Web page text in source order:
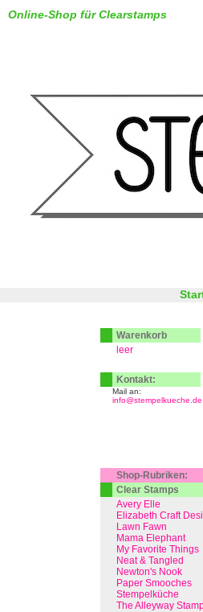
Online-Shop für Clearstamps
Warenkorb
leer
Kontakt:
Mail an:
info@stempelkueche.de
Shop-Rubriken:
Clear Stamps
Avery Elle
Elizabeth Craft
Lawn Fawn
Mama Elephant
My Favorite Things
Neat & Tangled
Newton's Nook
Paper Smooches
Stempelküche
The Alleyway